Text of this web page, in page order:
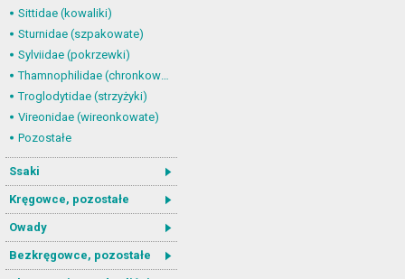
Sittidae (kowaliki)
Sturnidae (szpakowate)
Sylviidae (pokrzewki)
Thamnophilidae (chronkowate)
Troglodytidae (strzyżyki)
Vireonidae (wireonkowate)
Pozostałe
Ssaki
Kręgowce, pozostałe
Owady
Bezkręgowce, pozostałe